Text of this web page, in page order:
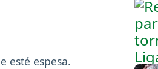
esté espesa.